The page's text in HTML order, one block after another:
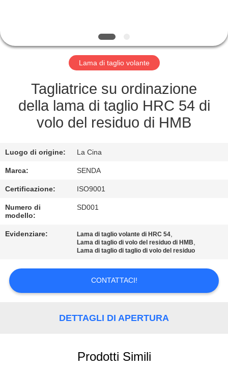
CONTROLLO
DELLA
NOTIZIE
CHIEDI UN
PREVENTIVO
MAPPA
DEL
POLITICA
SULLA
PRIVACY
Lama di taglio volante
Tagliatrice su ordinazione
della lama di taglio HRC 54 di
volo del residuo di HMB
Luogo di origine: La Cina
Marca: SENDA
Certificazione: ISO9001
Numero di
modello:
SD001
Evidenziare: Lama di taglio volante di HRC 54,
Lama di taglio di volo del residuo di HMB,
Lama di taglio di taglio di volo del residuo
CONTATTACI!
DETTAGLI DI APERTURA
Prodotti Simili